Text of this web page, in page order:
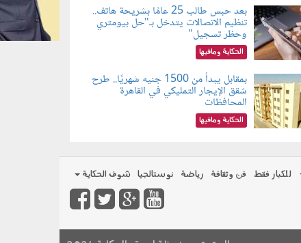
بعد حبس طالب 25 عامًا بشريحة هاتف..
تنظيم الاتصالات يتدخل بـ"حل بيومتري
وحظر تسجيل"
الحكاية ومافيها
بمقابل يبدأ من 1500 جنيه شهريًا.. طرح
شقق الإيجار التمليكي في القاهرة
المحافظات
الحكاية ومافيها
للكبار فقط فن وثقافة رياضة نوستالجيا شوف الحكاية